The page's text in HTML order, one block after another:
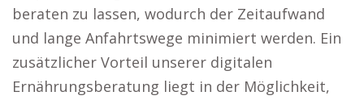
beraten zu lassen, wodurch der Zeitaufwand
und lange Anfahrtswege minimiert werden. Ein
zusätzlicher Vorteil unserer digitalen
Ernährungsberatung liegt in der Möglichkeit,